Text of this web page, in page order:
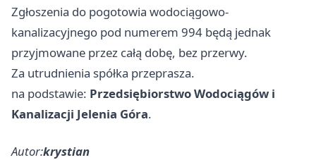
Zgłoszenia do pogotowia wodociągowo-
kanalizacyjnego pod numerem 994 będą jednak
przyjmowane przez całą dobę, bez przerwy.
Za utrudnienia spółka przeprasza.
na podstawie: Przedsiębiorstwo Wodociągów i
Kanalizacji Jelenia Góra.
Autor:krystian